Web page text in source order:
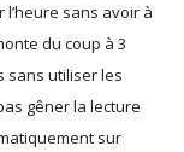
sans avoir à
du coup à 3
sans utiliser les
gêner la lecture
sur